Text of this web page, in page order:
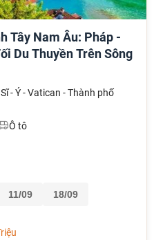
Tây Nam Âu: Pháp -
Du Thuyền Trên Sông
- Ý - Vatican - Thành phố
Ô tô
11/09 18/09
NHẬN ƯU ĐÃI NGAY
cầu